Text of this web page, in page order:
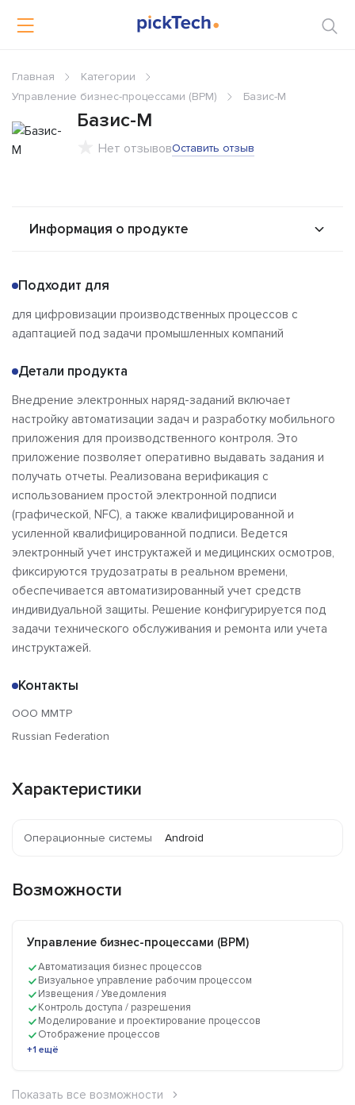
Главная
Категории
Управление бизнес-процессами (BPM)
Базис-М
Базис-М
Нет отзывовОставить отзыв
Информация о продукте
Альтернативы
Отзывы
Подходит для
для цифровизации производственных процессов с
адаптацией под задачи промышленных компаний
Детали продукта
Внедрение электронных наряд-заданий включает
настройку автоматизации задач и разработку мобильного
приложения для производственного контроля. Это
приложение позволяет оперативно выдавать задания и
получать отчеты. Реализована верификация с
использованием простой электронной подписи
(графической, NFC), а также квалифицированной и
усиленной квалифицированной подписи. Ведется
электронный учет инструктажей и медицинских осмотров,
фиксируются трудозатраты в реальном времени,
обеспечивается автоматизированный учет средств
индивидуальной защиты. Решение конфигурируется под
задачи технического обслуживания и ремонта или учета
инструктажей.
Контакты
ООО ММТР
Russian Federation
Характеристики
Операционные системы Android
Возможности
Управление бизнес-процессами (BPM)
Автоматизация бизнес процессов
Визуальное управление рабочим процессом
Извещения / Уведомления
Контроль доступа / разрешения
Моделирование и проектирование процессов
Отображение процессов
+1 ещё
Показать все возможности